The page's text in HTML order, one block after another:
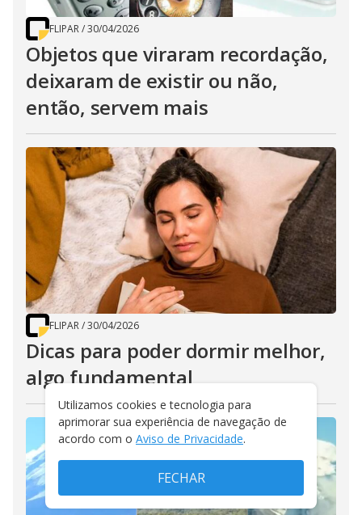
FLIPAR/30/04/2026
Objetos que viraram recordação,
deixaram de existir ou não,
então, servem mais
FLIPAR/30/04/2026
Dicas para poder dormir melhor,
algo fundamental
Utilizamos cookies e tecnologia para
aprimorar sua experiência de navegação de
acordo com o Aviso de Privacidade.
FECHAR